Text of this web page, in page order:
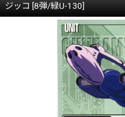
ジッコ [8弾/緑U-130]